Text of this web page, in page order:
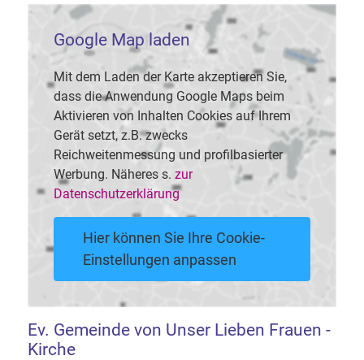
Google Map laden
Mit dem Laden der Karte akzeptieren Sie,
dass die Anwendung Google Maps beim
Aktivieren von Inhalten Cookies auf Ihrem
Gerät setzt, z.B. zwecks
Reichweitenmessung und profilbasierter
Werbung. Näheres s. zur
Datenschutzerklärung
Hier können Sie Ihre Cookie-
Einstellungen anpassen
Ev. Gemeinde von Unser Lieben Frauen -
Kirche